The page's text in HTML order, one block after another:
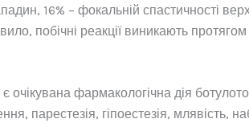
16% – фокальній спастичності
побічні реакції виникають
очікувана фармакологічна дія
парестезія, гіпоестезія, млявість,